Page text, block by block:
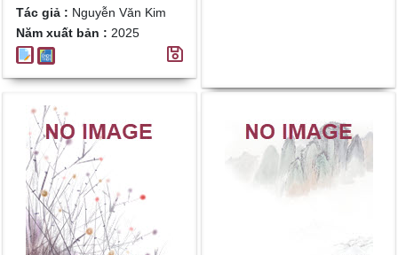
Tác giả : Nguyễn Văn Kim
Năm xuất bản : 2025